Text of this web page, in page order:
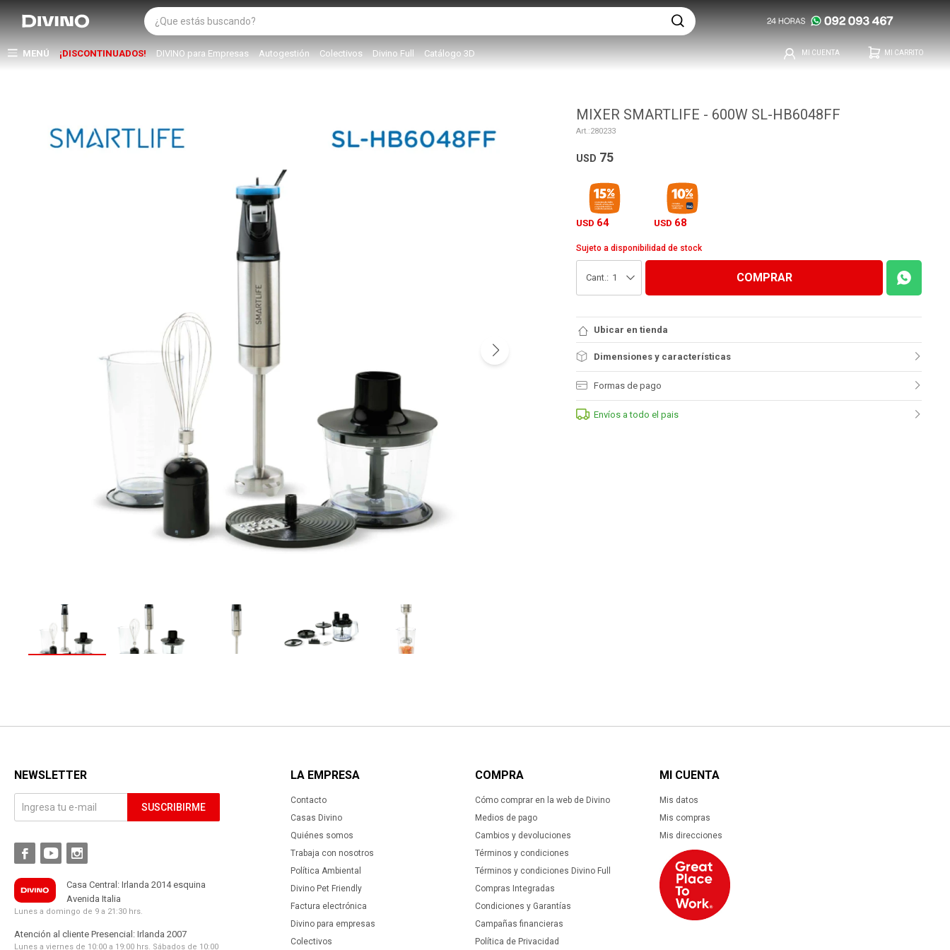
MENÚ ¡DISCONTINUADOS! DIVINO para Empresas Autogestión Colectivos Divino Full Catálogo 3D
MIXER SMARTLIFE - 600W SL-HB6048FF
280233
USD 75
USD 64 USD 68
Sujeto a disponibilidad de stock
1 COMPRAR
Ubicar en tienda
Dimensiones y características
Formas de pago
Envíos a todo el pais
LA EMPRESA
Contacto
Casas Divino
Quiénes somos
Trabaja con nosotros
Política Ambiental
Divino Pet Friendly
Factura electrónica
Divino para empresas
Colectivos
COMPRA
Cómo comprar en la web de Divino
Medios de pago
Cambios y devoluciones
Términos y condiciones
Términos y condiciones Divino Full
Compras Integradas
Condiciones y Garantías
Campañas financieras
Política de Privacidad
MI CUENTA
Mis datos
Mis compras
Mis direcciones
NEWSLETTER
SUSCRIBIRME
  
Casa Central: Irlanda 2014 esquina
Avenida Italia
Lunes a domingo de 9 a 21:30 hrs.
Atención al cliente Presencial: Irlanda 2007
Lunes a viernes de 10:00 a 19:00 hrs. Sábados de 10:00